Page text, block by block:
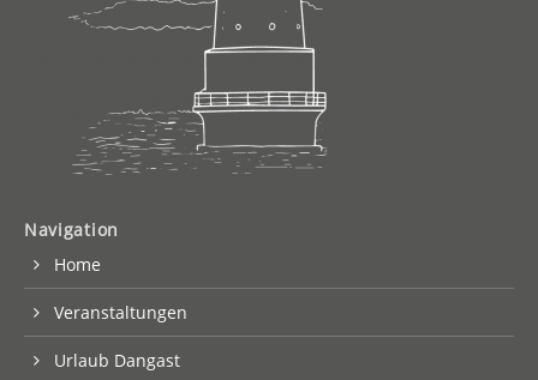
Navigation
Home
Veranstaltungen
Urlaub Dangast